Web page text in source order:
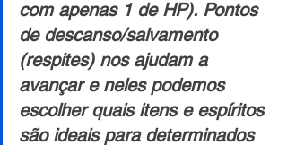
com apenas 1 de HP). Pontos
de descanso/salvamento
(respites) nos ajudam a
avançar e neles podemos
escolher quais itens e espíritos
são ideais para determinados